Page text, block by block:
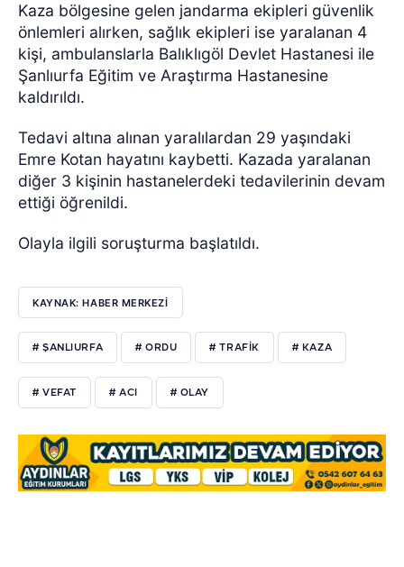
Kaza bölgesine gelen jandarma ekipleri güvenlik
önlemleri alırken, sağlık ekipleri ise yaralanan 4
kişi, ambulanslarla Balıklıgöl Devlet Hastanesi ile
Şanlıurfa Eğitim ve Araştırma Hastanesine
kaldırıldı.
Tedavi altına alınan yaralılardan 29 yaşındaki
Emre Kotan hayatını kaybetti. Kazada yaralanan
diğer 3 kişinin hastanelerdeki tedavilerinin devam
ettiği öğrenildi.
Olayla ilgili soruşturma başlatıldı.
KAYNAK: HABER MERKEZİ
# ŞANLIURFA # ORDU # TRAFİK # KAZA
# VEFAT # ACI # OLAY